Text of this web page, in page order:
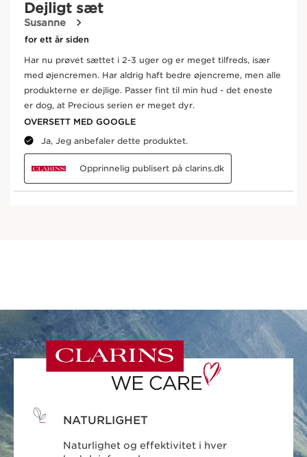
NATURLIGHET
Naturlighet og effektivitet i hver